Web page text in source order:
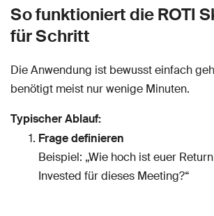
So funktioniert die ROTI
für Schritt
Die Anwendung ist bewusst einfach
benötigt meist nur wenige Minuten.
Typischer Ablauf:
Frage definieren
Beispiel: „Wie hoch ist euer
Invested für dieses Meeting?“